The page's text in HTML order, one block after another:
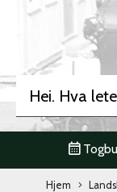
Hjem